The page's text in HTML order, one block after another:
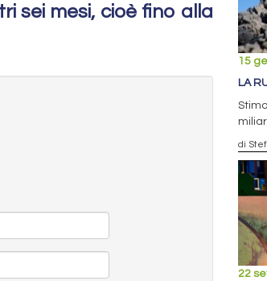
sei mesi, cioè fino alla
15
LA
di
22